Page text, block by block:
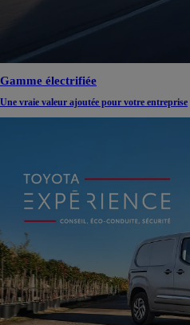
Gamme électrifiée
Une vraie valeur ajoutée pour votre entreprise